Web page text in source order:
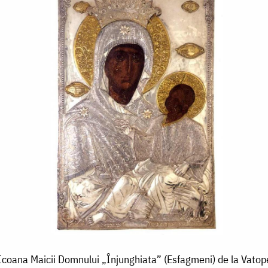
Maicii Domnului „Înjunghiata” (Esfagmeni) de la